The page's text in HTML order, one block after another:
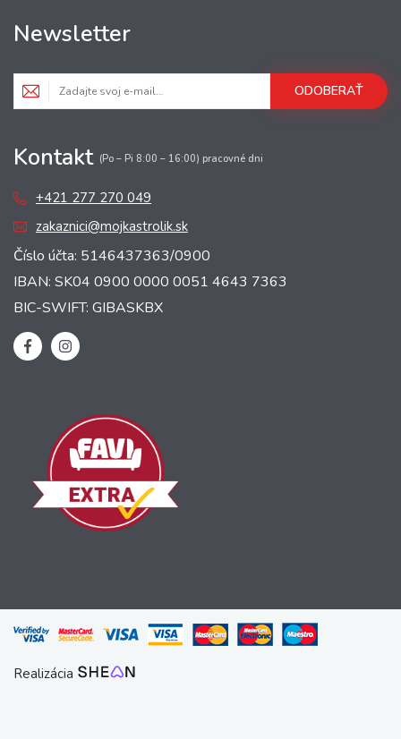
Newsletter
ODOBERAŤ
Kontakt (Po – Pi 8:00 – 16:00) pracovné dni
+421 277 270 049
zakaznici@mojkastrolik.sk
Číslo účta: 5146437363/0900
IBAN: SK04 0900 0000 0051 4643 7363
BIC-SWIFT: GIBASKBX
Realizácia